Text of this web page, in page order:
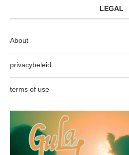
LEGAL
About
privacybeleid
terms of use